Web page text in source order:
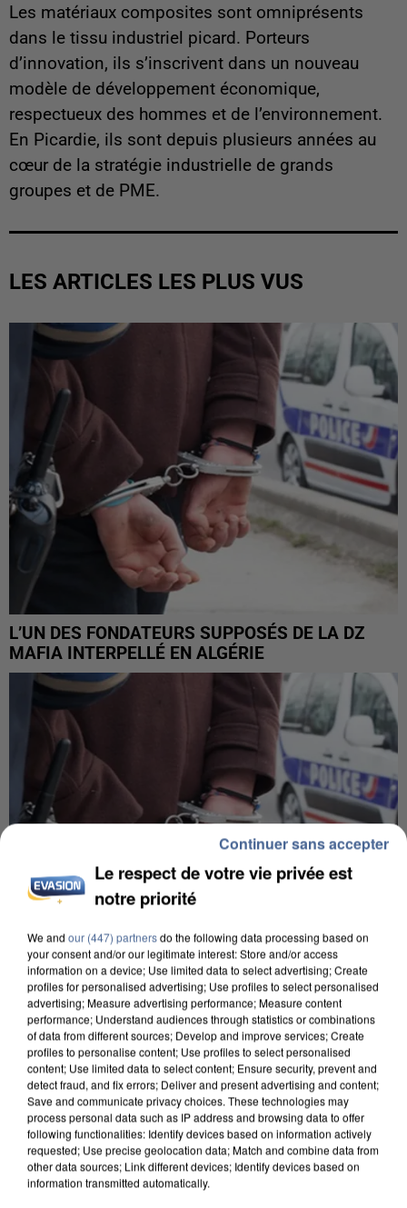
Les matériaux composites sont omniprésents
dans le tissu industriel picard. Porteurs
d’innovation, ils s’inscrivent dans un nouveau
modèle de développement économique,
respectueux des hommes et de l’environnement.
En Picardie, ils sont depuis plusieurs années au
cœur de la stratégie industrielle de grands
groupes et de PME.
LES ARTICLES LES PLUS VUS
L’UN DES FONDATEURS SUPPOSÉS DE LA DZ
MAFIA INTERPELLÉ EN ALGÉRIE
UN SECOND CADRE DE LA DZ MAFIA
INTERPELLÉ EN ALGÉRIE
Le respect de votre vie privée est
notre priorité
We and our (447) partnersdo the following data processing based on
your consent and/or our legitimate interest: Store and/or access
information on a device; Use limited data to select advertising; Create
profiles for personalised advertising; Use profiles to select personalised
advertising; Measure advertising performance; Measure content
performance; Understand audiences through statistics or combinations
of data from different sources; Develop and improve services; Create
profiles to personalise content; Use profiles to select personalised
content; Use limited data to select content; Ensure security, prevent and
detect fraud, and fix errors; Deliver and present advertising and content;
Save and communicate privacy choices. These technologies may
process personal data such as IP address and browsing data to offer
following functionalities: Identify devices based on information actively
requested; Use precise geolocation data; Match and combine data from
other data sources; Link different devices; Identify devices based on
information transmitted automatically.
Continuer sans accepter